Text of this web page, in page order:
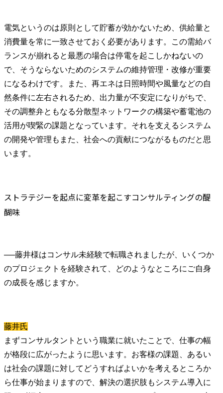
電気というのは原則として貯蓄が効かないため、供給量と
消費量を常に一致させておく必要があります。この需給バ
ランスが崩れると最悪の場合は停電を起こしかねないの
で、そうならないためのシステムの維持管理・改修が重要
になるわけです。また、再エネは日照時間や風量などの自
然条件に左右されるため、出力量が不安定になりがちで、
その調整弁ともなる分散型ネットワークの構築や蓄電池の
活用が喫緊の課題となっています。それを支えるシステム
の開発や管理もまた、社会への貢献につながるものだと思
います。
ストラテジーを起点に変革を起こすコンサルティングの醍
醐味
──藤井様はコンサル未経験で転職されましたが、いくつか
のプロジェクトを経験されて、どのようなところにご自身
藤井氏
まずコンサルタントという職業に就いたことで、仕事の幅
が格段に広がったように思います。お客様の課題、あるい
は社会の課題に対してどうすればよいかを考えるところか
ら仕事が始まりますので、解決の選択肢もシステム導入に